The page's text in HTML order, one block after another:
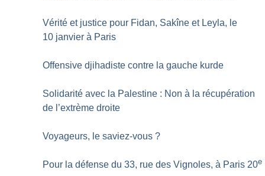
Vérité et justice pour Fidan, Sakîne et Leyla, le
10 janvier à Paris
Offensive djihadiste contre la gauche kurde
Solidarité avec la Palestine : Non à la récupération
de l’extrème droite
Voyageurs, le saviez-vous ?
Pour la défense du 33, rue des Vignoles, à Paris 20e